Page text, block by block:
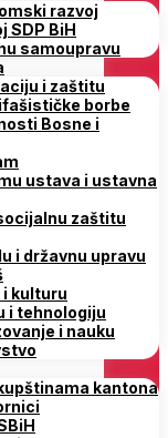
razvoj
SDP BiH
samoupravu
i zaštitu
borbe
Bosne i
ustava i ustavna
zaštitu
i državnu upravu
i kulturu
i tehnologiju
i nauku
kantona